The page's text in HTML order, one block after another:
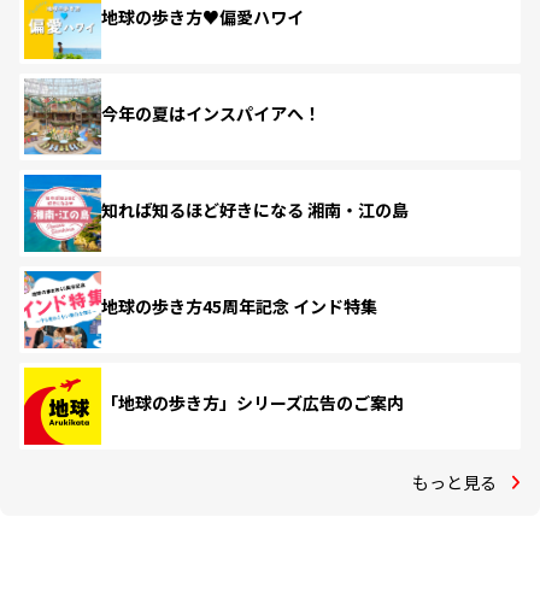
地球の歩き方♥偏愛ハワイ
今年の夏はインスパイアへ！
知れば知るほど好きになる 湘南・江の島
地球の歩き方45周年記念 インド特集
「地球の歩き方」シリーズ広告のご案内
もっと見る